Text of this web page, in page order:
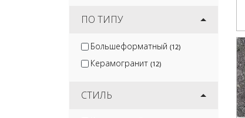
ПО ТИПУ
Большеформатный (12)
Керамогранит (12)
СТИЛЬ